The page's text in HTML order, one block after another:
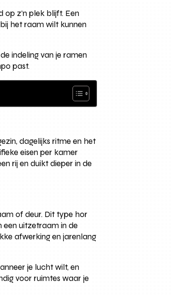
z’n plek blijft. Een
het raam wilt kunnen
indeling van je ramen
past.
dagelijks ritme en het
eisen per kamer
rij en duikt dieper in de
of deur. Dit type hor
een uitzetraam in de
afwerking en jarenlang
je lucht wilt, en
voor ruimtes waar je